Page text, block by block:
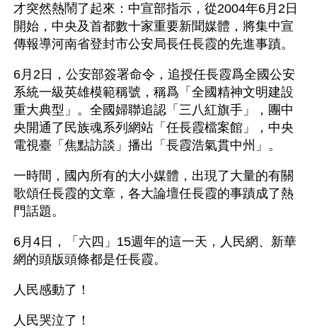
才突然熱鬧了起來：中宣部指示，從2004年6月2日
開始，中央及首都數十家重要新聞媒體，將集中宣
傳報導河南省登封市公安局長任長霞的先進事蹟。
6月2日，公安部簽署命令，追授任長霞爲全國公安
系統一級英雄模範稱號，稱爲「全國精神文明建設
重大典型」。全國婦聯追認「三八紅旗手」，團中
央開通了民族魂系列網站「任長霞檔案館」，中央
電視臺「焦點訪談」播出「長霞浩氣貫中州」。
一時間，國內所有的大小媒體，出現了大量的有關
歌頌任長霞的文章，各大論壇任長霞的事蹟成了熱
門話題。
6月4日，「六四」15週年的這一天，人民網、新華
網的頭版頭條都是任長霞。
人民感動了！
人民哭泣了！